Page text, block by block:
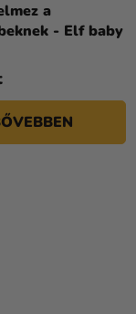
a
- Elf baby